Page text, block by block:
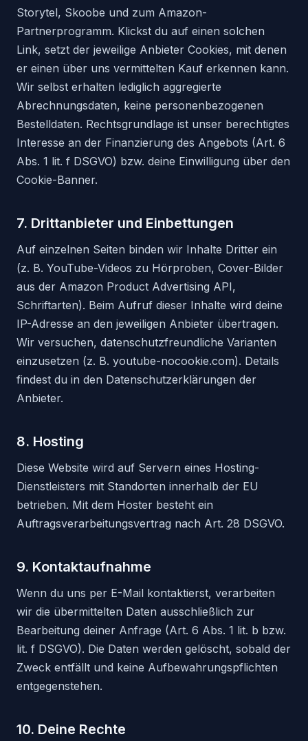
Storytel, Skoobe und zum Amazon-
Partnerprogramm. Klickst du auf einen solchen
Link, setzt der jeweilige Anbieter Cookies, mit denen
er einen über uns vermittelten Kauf erkennen kann.
Wir selbst erhalten lediglich aggregierte
Abrechnungsdaten, keine personenbezogenen
Bestelldaten. Rechtsgrundlage ist unser berechtigtes
Interesse an der Finanzierung des Angebots (Art. 6
Abs. 1 lit. f DSGVO) bzw. deine Einwilligung über den
Cookie-Banner.
7. Drittanbieter und Einbettungen
Auf einzelnen Seiten binden wir Inhalte Dritter ein
(z. B. YouTube-Videos zu Hörproben, Cover-Bilder
aus der Amazon Product Advertising API,
Schriftarten). Beim Aufruf dieser Inhalte wird deine
IP-Adresse an den jeweiligen Anbieter übertragen.
Wir versuchen, datenschutzfreundliche Varianten
einzusetzen (z. B. youtube-nocookie.com). Details
findest du in den Datenschutzerklärungen der
Anbieter.
8. Hosting
Diese Website wird auf Servern eines Hosting-
Dienstleisters mit Standorten innerhalb der EU
betrieben. Mit dem Hoster besteht ein
Auftragsverarbeitungsvertrag nach Art. 28 DSGVO.
9. Kontaktaufnahme
Wenn du uns per E-Mail kontaktierst, verarbeiten
wir die übermittelten Daten ausschließlich zur
Bearbeitung deiner Anfrage (Art. 6 Abs. 1 lit. b bzw.
lit. f DSGVO). Die Daten werden gelöscht, sobald der
Zweck entfällt und keine Aufbewahrungspflichten
entgegenstehen.
10. Deine Rechte